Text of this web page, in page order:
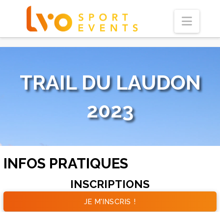
TRAIL DU LAUDON
2023
INFOS PRATIQUES
INSCRIPTIONS
JE M'INSCRIS !